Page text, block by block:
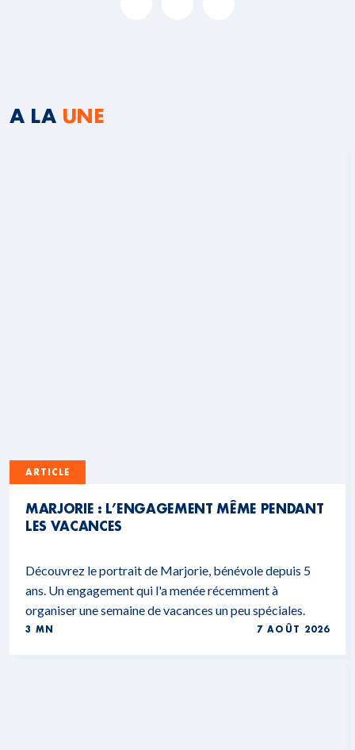
A LA UNE
ARTICLE
MARJORIE : L’ENGAGEMENT MÊME PENDANT
LES VACANCES
Découvrez le portrait de Marjorie, bénévole depuis 5
ans. Un engagement qui l'a menée récemment à
organiser une semaine de vacances un peu spéciales.
3 MN 7 AOÛT 2026